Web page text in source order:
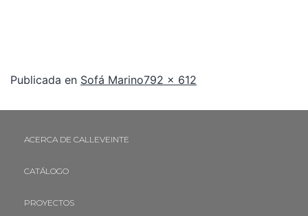
Publicada en Sofá Marino792 × 612
ACERCA DE CALLEVEINTE
CATÁLOGO
PROYECTOS